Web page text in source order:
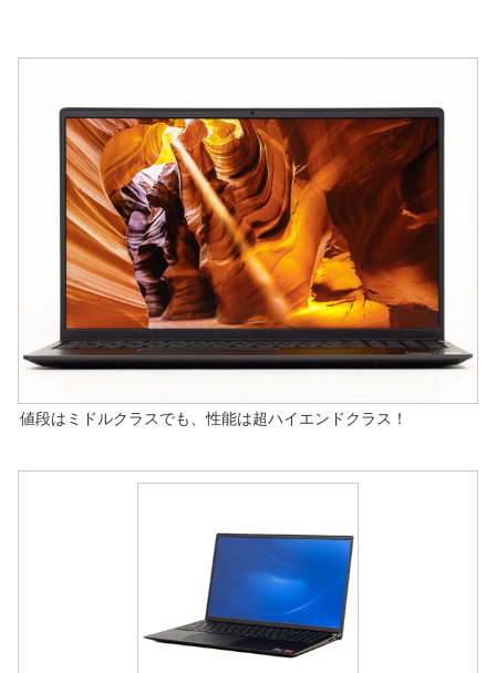
値段はミドルクラスでも、性能は超ハイエンドクラス！